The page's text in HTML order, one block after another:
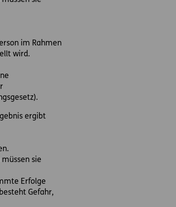
im Rahmen
wird.
ergibt
sie
Erfolge
Gefahr,